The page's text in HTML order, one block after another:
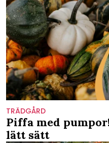
TRÄDGÅRD
Piffa med
lätt sätt